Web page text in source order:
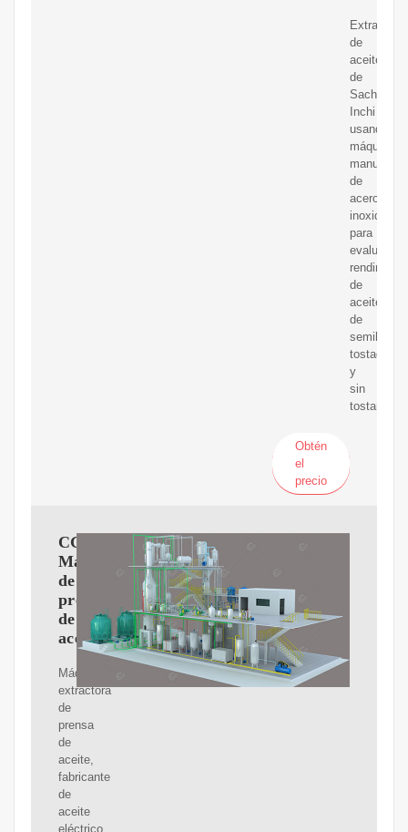
Extracción
de
aceite
de
Sacha
Inchi
usando
máquina
manual
de
acero
inoxidable
para
evaluar
de
aceite
de
semilla
tostada
y
sin
tostar.
Obtén
el
precio
CGOLDENWALL
Máquina
de
prensa
de
aceite
Máquina
extractora
de
prensa
de
aceite,
fabricante
de
aceite
eléctrico